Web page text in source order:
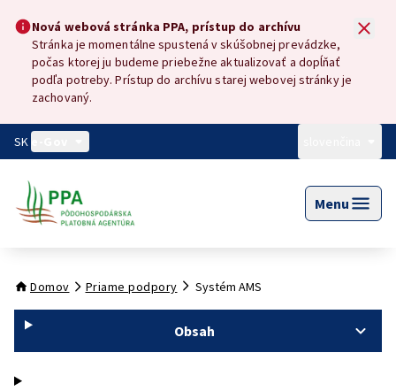
Preskočiť na hlavný obsah
Nová webová stránka PPA, prístup do archívu
Nová webová stránka PPA, prístup do archívu
Stránka je momentálne spustená v skúšobnej prevádzke,
počas ktorej ju budeme priebežne aktualizovať a dopĺňať
podľa potreby. Prístup do archívu starej webovej stránky je
zachovaný.
SK
Menu
Domov Priame podpory Systém AMS
Obsah